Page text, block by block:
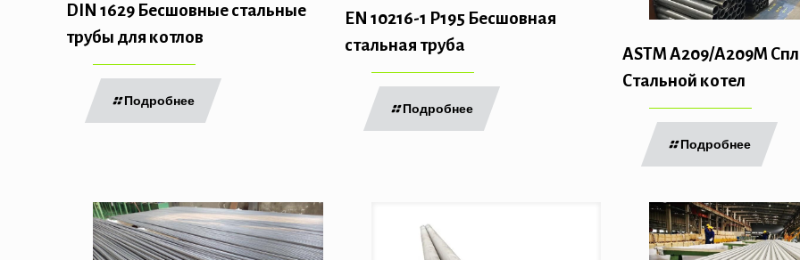
DIN 1629 Бесшовные стальные
трубы для котлов
Подробнее
EN 10216-1 P195 Бесшовная
стальная труба
Подробнее
ASTM A209/A209M
Стальной котел
Подробнее